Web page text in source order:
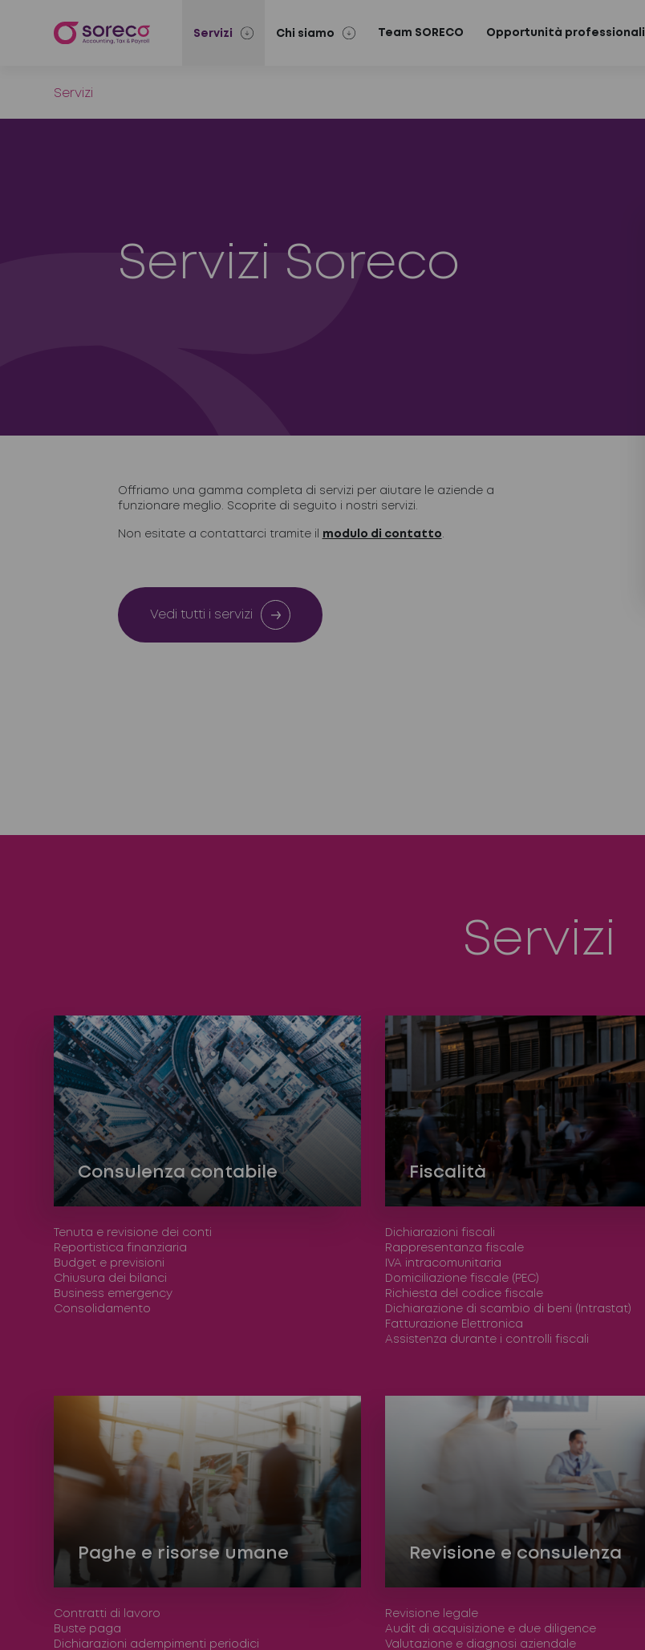
Servizi Chi siamo Team SORECO Opportunità professionali
Servizi
Servizi Soreco
Offriamo una gamma completa di servizi per aiutare le aziende a
funzionare meglio. Scoprite di seguito i nostri servizi.
Non esitate a contattarci tramite il modulo di contatto
Vedi tutti i servizi
Servizi
Consulenza contabile
Tenuta e revisione dei conti
Reportistica finanziaria
Budget e previsioni
Chiusura dei bilanci
Business emergency
Consolidamento
Fiscalità
Dichiarazioni fiscali
Rappresentanza fiscale
IVA intracomunitaria
Domiciliazione fiscale (PEC)
Richiesta del codice fiscale
Dichiarazione di scambio di beni (Intrastat)
Fatturazione Elettronica
Assistenza durante i controlli fiscali
Paghe e risorse umane
Contratti di lavoro
Buste paga
Dichiarazioni adempimenti periodici
Revisione e consulenza
Revisione legale
Audit di acquisizione e due diligence
Valutazione e diagnosi aziendale